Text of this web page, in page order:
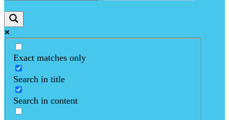
Exact matches only
Search in title
Search in content